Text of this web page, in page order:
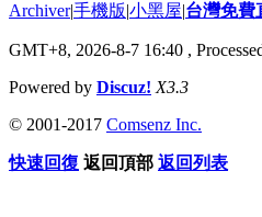
Archiver|手機版|小黑屋|台灣免費
GMT+8, 2026-8-7 16:40 ,
Powered by Discuz! X3.3
© 2001-2017 Comsenz Inc.
快速回復 返回頂部 返回列表